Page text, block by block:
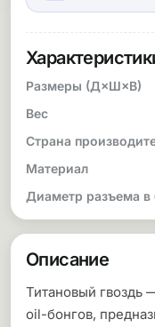
Размеры (Д×Ш×В)
Вес
Страна
Материал
Диаметр разъема в
Описание
Титановый гвоздь
oil-бонгов,